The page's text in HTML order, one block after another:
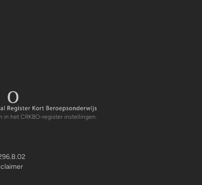
Kort Beroepsonderwijs
in het CRKBO-register instellingen.